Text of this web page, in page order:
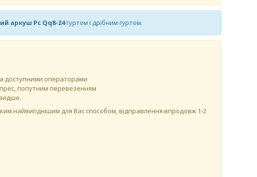
аркуш Pc Qq8-24гуртом і дрібним гуртом.
доступними операторами
попутним перевезенням
найвигіднішим для Вас способом, відправлення впродовж 1-2